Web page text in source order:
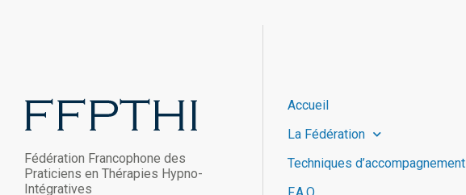
Fédération Francophone des
Praticiens en Thérapies Hypno-
Intégratives
Accueil
La Fédération
Techniques d’accompagnement
F.A.Q